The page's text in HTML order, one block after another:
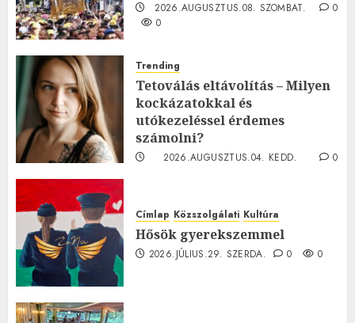
2026.AUGUSZTUS.08. SZOMBAT.
0
0
Trending
Tetoválás eltávolítás – Milyen
kockázatokkal és
utókezeléssel érdemes
számolni?
2026.AUGUSZTUS.04. KEDD.
0
Címlap Közszolgálati Kultúra
Hősök gyerekszemmel
2026.JÚLIUS.29. SZERDA. 0 0